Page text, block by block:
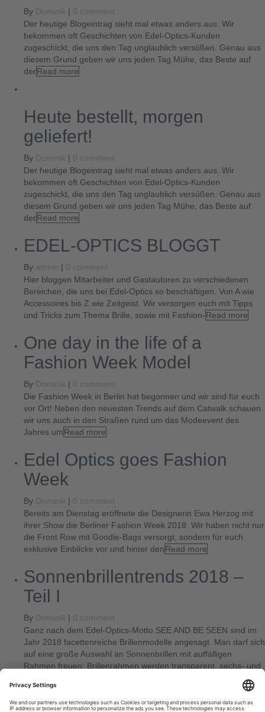
By Dominik | 0 comment
Der heutige Blogeintrag sieht mal etwas anders aus. Wir
bekommen oft Geschichten von Edel-Optics-Kunden
zugeschickt, die uns den Tag unglaublich versüßen. Genau aus
diesem Grund geben wir uns jeden Tag Mühe, das Beste auf
derRead more
Heute bestellt, morgen
geliefert!
By Dominik | 0 comment
Der heutige Blogeintrag sieht mal etwas anders aus. Wir
bekommen oft Geschichten von Edel-Optics-Kunden
zugeschickt, die uns den Tag unglaublich versüßen. Genau aus
diesem Grund geben wir uns jeden Tag Mühe, das Beste auf
derRead more
EDEL-OPTICS BLOGGT
By admin | 0 comment
Hier bloggen Mitarbeiter und Gastautoren zu verschiedenen
Bereichen, die uns bei Edel-Optics so beschäftigen. Von A wie
Accessoires bis Z wie Zeitgeist. Wir versorgen euch mit Tipps
und Tricks zum Thema Brille, sowie mit Fashion-Read more
One day in the life of a
Fashion Week Model
By Dominik | 0 comment
Die Fashion Week in Berlin hat begonnen und wir sind für euch
vor Ort! Neben den neuesten Trends auf dem Catwalk schauen
wir uns auch in den Straßen rund um das Modeevent des
Jahres umRead more
Edel Optics goes Fashion
Week
By Dominik | 0 comment
Bereits am Dienstag eröffnete die Designerin Ewa Herzog mit
ihrer Show die Berliner Fashion Week 2018. Wir haben nicht nur
die Front Row mit Goodie-Bags versorgt, sondern für euch
exklusive Einblicke vor und hinter denRead more
Sonnenbrillentrends 2018 –
Teil I
By Dominik | 0 comment
Ganz nach dem Edel-Optics-Motto SEE AND BE SEEN sind im
Jahr 2018 facettenreiche Brillenmodelle angesagt. Man darf sich
auf eine große Auswahl an Sonnenbrillen mit auffälligen
Rahmen freuen: Brillenrahmen werden transparent, sechs- und
Leave a Comment